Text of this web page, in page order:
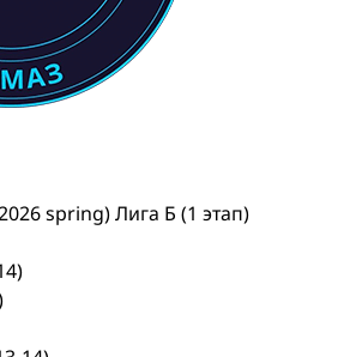
spring) Лига Б (1 этап)